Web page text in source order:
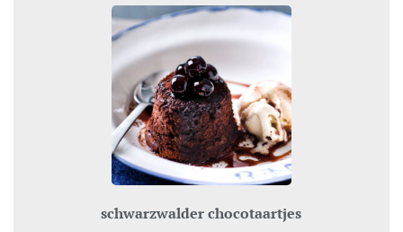
schwarzwalder chocotaartjes